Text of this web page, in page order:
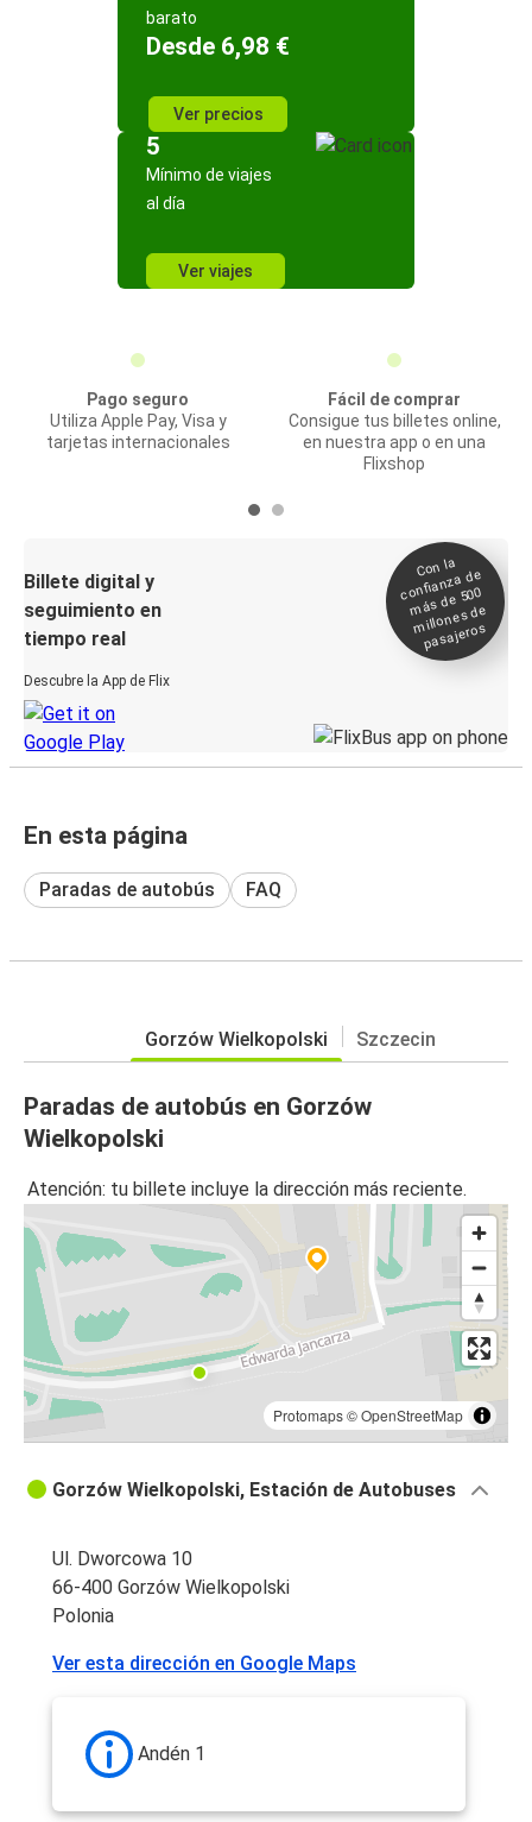
barato
Desde 6,98 €
Ver precios
5
Mínimo de viajes
al día
Ver viajes
Pago seguro
Utiliza Apple Pay, Visa y
tarjetas internacionales
Fácil de comprar
Consigue tus billetes online,
en nuestra app o en una
Flixshop
Billete digital y
seguimiento en
tiempo real
Descubre la App de Flix
Con la
confianza de
más de 500
millones de
pasajeros
En esta página
Paradas de autobús FAQ
Gorzów Wielkopolski Szczecin
Paradas de autobús en Gorzów
Wielkopolski
Atención: tu billete incluye la dirección más reciente.
Protomaps©OpenStreetMap
Gorzów Wielkopolski, Estación de Autobuses
Ul. Dworcowa 10
66-400 Gorzów Wielkopolski
Polonia
Ver esta dirección en Google Maps
Andén 1